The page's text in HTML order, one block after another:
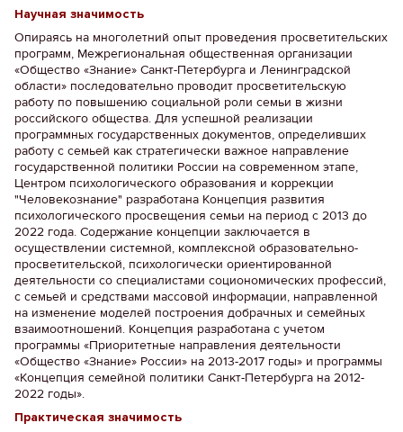
Научная значимость
Опираясь на многолетний опыт проведения просветительских
программ, Межрегиональная общественная организации
«Общество «Знание» Санкт-Петербурга и Ленинградской
области» последовательно проводит просветительскую
работу по повышению социальной роли семьи в жизни
российского общества. Для успешной реализации
программных государственных документов, определивших
работу с семьей как стратегически важное направление
государственной политики России на современном этапе,
Центром психологического образования и коррекции
"Человекознание" разработана Концепция развития
психологического просвещения семьи на период с 2013 до
2022 года. Содержание концепции заключается в
осуществлении системной, комплексной образовательно-
просветительской, психологически ориентированной
деятельности со специалистами социономических профессий,
с семьей и средствами массовой информации, направленной
на изменение моделей построения добрачных и семейных
взаимоотношений. Концепция разработана с учетом
программы «Приоритетные направления деятельности
«Общество «Знание» России» на 2013-2017 годы» и программы
«Концепция семейной политики Санкт-Петербурга на 2012-
2022 годы».
Практическая значимость